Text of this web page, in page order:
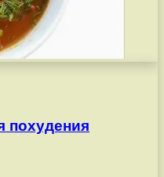
похудения